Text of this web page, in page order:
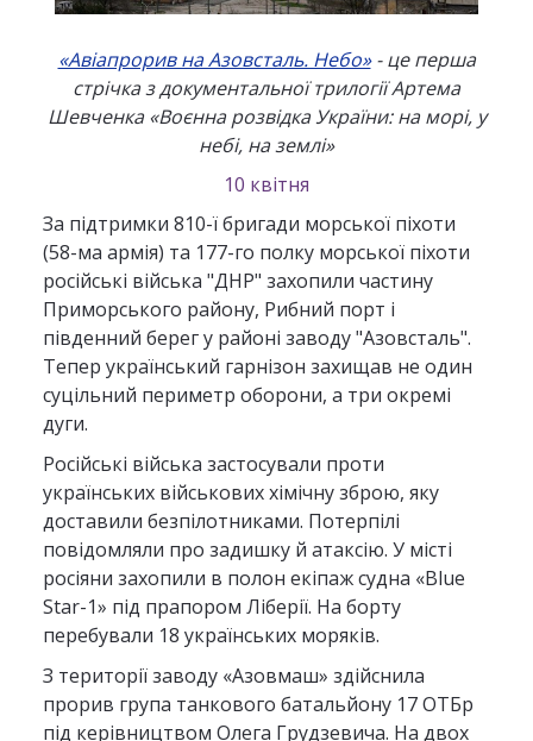
«Авіапрорив на Азовсталь. Небо»- це перша
стрічка з документальної трилогії Артема
Шевченка «Воєнна розвідка України: на морі, у
небі, на землі»
10 квітня
За підтримки 810-ї бригади морської піхоти
(58-ма армія) та 177-го полку морської піхоти
російські війська "ДНР" захопили частину
Приморського району, Рибний порт і
південний берег у районі заводу "Азовсталь".
Тепер український гарнізон захищав не один
суцільний периметр оборони, а три окремі
дуги.
Російські війська застосували проти
українських військових хімічну зброю, яку
доставили безпілотниками. Потерпілі
повідомляли про задишку й атаксію. У місті
росіяни захопили в полон екіпаж судна «Blue
Star-1» під прапором Ліберії. На борту
перебували 18 українських моряків.
З території заводу «Азовмаш» здійснила
прорив група танкового батальйону 17 ОТБр
під керівництвом Олега Грудзевича. На двох